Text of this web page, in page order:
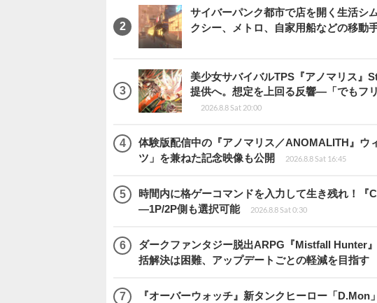
サイバーパンク都市で店を開く生活シ
クシー、メトロ、自家用船などの移動
美少女サバイバルTPS『アノマリス』
提供へ。想定を上回る反響―「でもフ
2026.8.8 Sat 20:00
体験版配信中の『アノマリス／ANOMALITH』ウ
ツ」を兼ねた記念映像も公開
2026.8.8 Sat 16:45
時間内に格ゲーコマンドを入力して生き残れ！
―1P/2P側も選択可能
2026.8.8 Sat 0:30
ダークファンタジー脱出ARPG『Mistfall Hunter
括解決は困難、アップデートごとの軽減を目指す
『オーバーウォッチ』新タンクヒーロー「